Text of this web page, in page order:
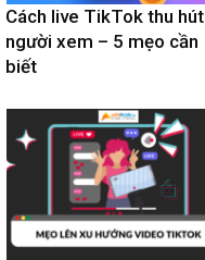
Cách live TikTok thu hút
người xem – 5 mẹo cần
biết